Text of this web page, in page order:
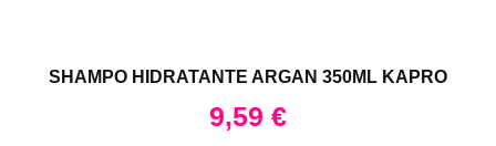
SHAMPO HIDRATANTE ARGAN 350ML KAPRO
9,59 €